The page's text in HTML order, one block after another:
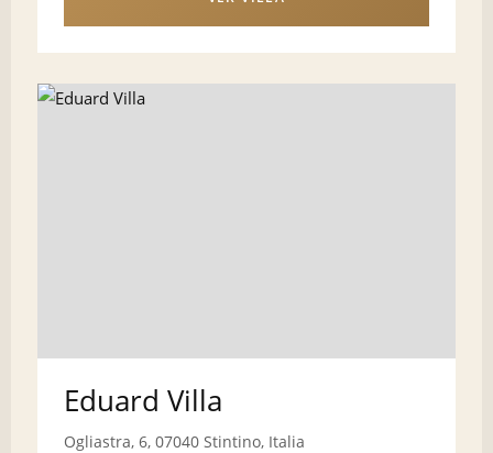
Eduard Villa
Ogliastra, 6, 07040 Stintino, Italia